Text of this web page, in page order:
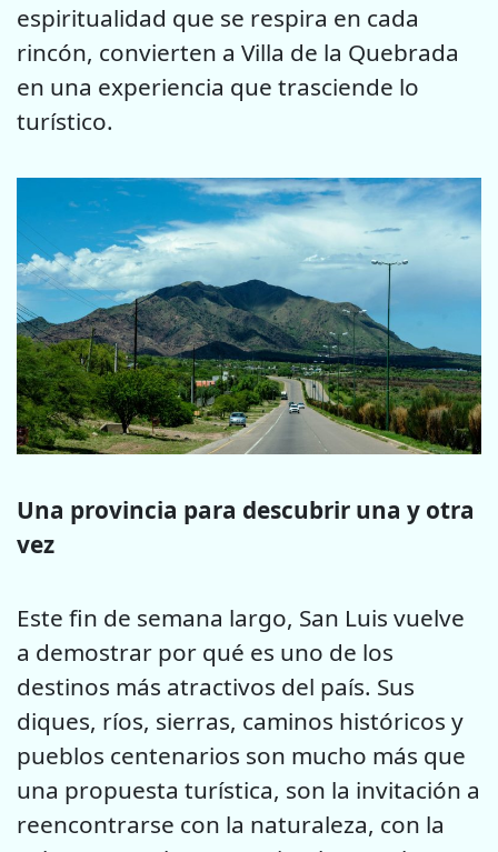
espiritualidad que se respira en cada
rincón, convierten a Villa de la Quebrada
en una experiencia que trasciende lo
turístico.
Una provincia para descubrir una y otra
vez
Este fin de semana largo, San Luis vuelve
a demostrar por qué es uno de los
destinos más atractivos del país. Sus
diques, ríos, sierras, caminos históricos y
pueblos centenarios son mucho más que
una propuesta turística, son la invitación a
reencontrarse con la naturaleza, con la